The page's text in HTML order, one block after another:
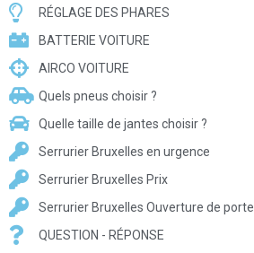
RÉGLAGE DES PHARES
BATTERIE VOITURE
AIRCO VOITURE
Quels pneus choisir ?
Quelle taille de jantes choisir ?
Serrurier Bruxelles en urgence
Serrurier Bruxelles Prix
Serrurier Bruxelles Ouverture de porte
QUESTION - RÉPONSE